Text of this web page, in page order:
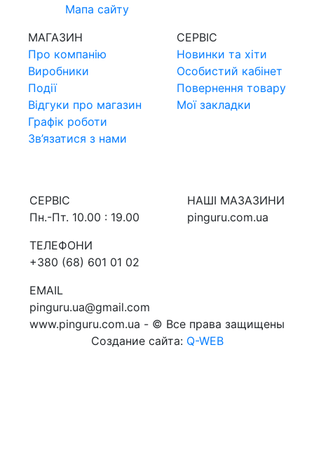
Мапа сайту
МАГАЗИН
Про компанiю
Виробники
Події
Відгуки про магазин
Графік роботи
Зв’язатися з нами
СЕРВIС
Новинки та хiти
Особистий кабінет
Повернення товару
Мої закладки
СЕРВIС
Пн.-Пт. 10.00 : 19.00
ТЕЛЕФОНИ
+380 (68) 601 01 02
EMAIL
pinguru.ua@gmail.com
НАШI МАЗАЗИНИ
pinguru.com.ua
www.pinguru.com.ua - © Все права защищены
Создание сайта: Q-WEB